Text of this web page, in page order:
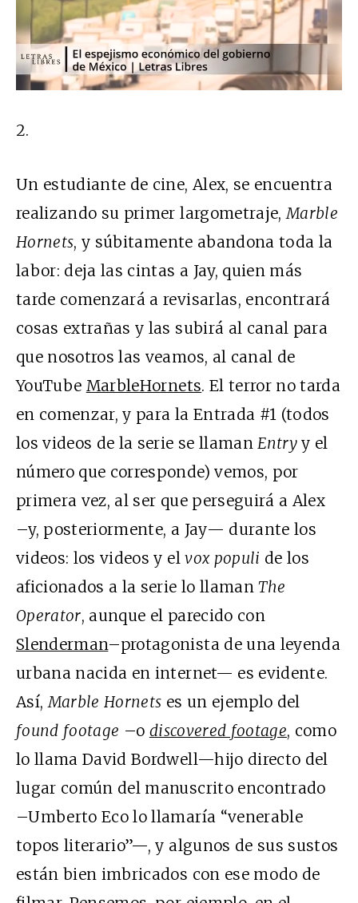
2.
Un estudiante de cine, Alex, se encuentra
realizando su primer largometraje,Marble
Hornets, y súbitamente abandona toda la
labor: deja las cintas a Jay, quien más
tarde comenzará a revisarlas, encontrará
cosas extrañas y las subirá al canal para
que nosotros las veamos, al canal de
YouTube MarbleHornets. El terror no tarda
en comenzar, y para la Entrada #1 (todos
los videos de la serie se llamanEntry y el
número que corresponde) vemos, por
primera vez, al ser que perseguirá a Alex
–y, posteriormente, a Jay— durante los
videos: los videos y elvox populi de los
aficionados a la serie lo llamanThe
Operator, aunque el parecido con
Slenderman–protagonista de una leyenda
urbana nacida en internet— es evidente.
Así,Marble Hornets es un ejemplo del
found footage –o discovered footage, como
lo llama David Bordwell—hijo directo del
lugar común del manuscrito encontrado
–Umberto Eco lo llamaría “venerable
topos literario”—, y algunos de sus sustos
están bien imbricados con ese modo de